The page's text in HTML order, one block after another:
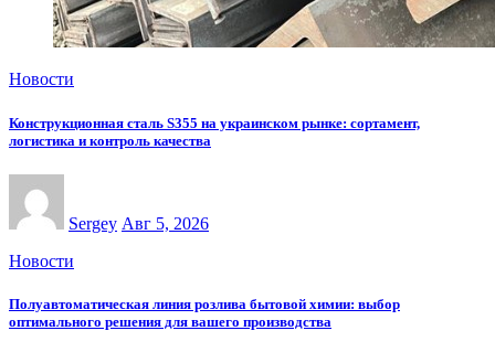
Новости
Конструкционная сталь S355 на украинском рынке: сортамент,
логистика и контроль качества
Sergey Авг 5, 2026
Новости
Полуавтоматическая линия розлива бытовой химии: выбор
оптимального решения для вашего производства